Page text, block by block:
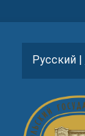
Русский |